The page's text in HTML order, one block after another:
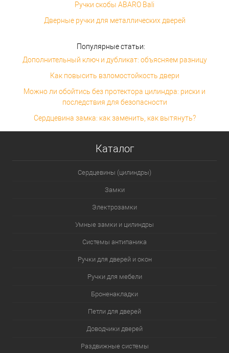
Ручки скобы ABARO Bali
Дверные ручки для металлических дверей
Популярные статьи:
Дополнительный ключ и дубликат: объясняем разницу
Как повысить взломостойкость двери
Можно ли обойтись без протектора цилиндра: риски и
последствия для безопасности
Сердцевина замка: как заменить, как вытянуть?
Каталог
Сердцевины (цилиндры)
Замки
Электрозамки
Умные замки и цилиндры
Системы антипаника
Ручки для дверей и окон
Ручки для мебели
Броненакладки
Петли для дверей
Доводчики дверей
Раздвижные системы